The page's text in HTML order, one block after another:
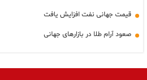
قیمت جهانی نفت افزایش یافت
صعود آرام طلا در بازارهای جهانی